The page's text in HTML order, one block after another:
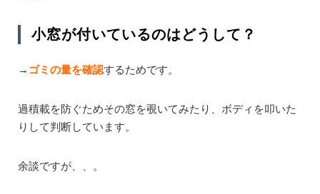
小窓が付いているのはどうして？
→ ゴミの量を確認するためです。
過積載を防ぐためその窓を覗いてみたり、ボディを叩いた
りして判断しています。
余談ですが、、。